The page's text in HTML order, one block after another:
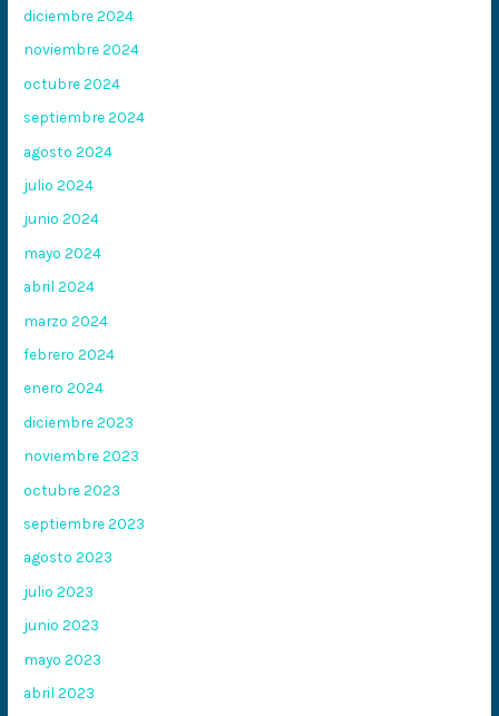
diciembre 2024
noviembre 2024
octubre 2024
septiembre 2024
agosto 2024
julio 2024
junio 2024
mayo 2024
abril 2024
marzo 2024
febrero 2024
enero 2024
diciembre 2023
noviembre 2023
octubre 2023
septiembre 2023
agosto 2023
julio 2023
junio 2023
mayo 2023
abril 2023